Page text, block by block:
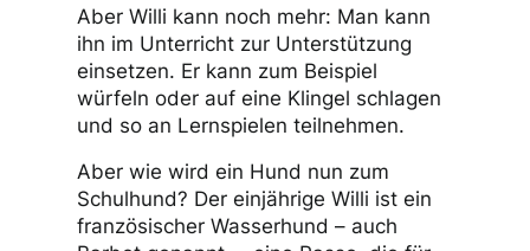
Aber Willi kann noch mehr: Man kann
ihn im Unterricht zur Unterstützung
einsetzen. Er kann zum Beispiel
würfeln oder auf eine Klingel schlagen
und so an Lernspielen teilnehmen.
Aber wie wird ein Hund nun zum
Schulhund? Der einjährige Willi ist ein
französischer Wasserhund – auch